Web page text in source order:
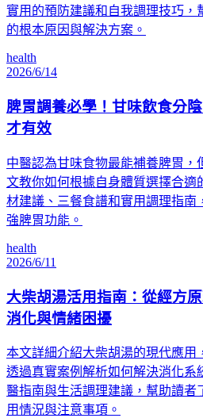
實用的預防建議和自我調理技巧，
的根本原因與解決方案。
health
2026/6/14
脾胃調養必學！甘味飲食分
才有效
中醫認為甘味食物最能補養脾胃，
文教你如何根據自身體質選擇合適
材建議、三餐食譜和實用調理指南
強脾胃功能。
health
2026/6/11
大柴胡湯活用指南：從經方
消化與情緒困擾
本文詳細介紹大柴胡湯的現代應用
透過真實案例解析如何解決消化系
醫指南與生活調理建議，幫助讀者
用情況與注意事項。